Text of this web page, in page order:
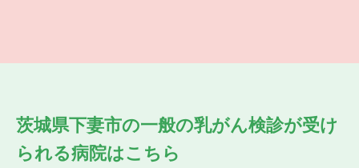
茨城県下妻市の一般の乳がん検診が受け
られる病院はこちら